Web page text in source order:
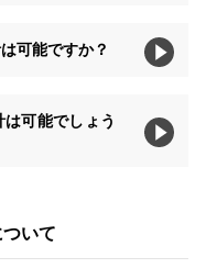
可能ですか？
可能でしょう
いて